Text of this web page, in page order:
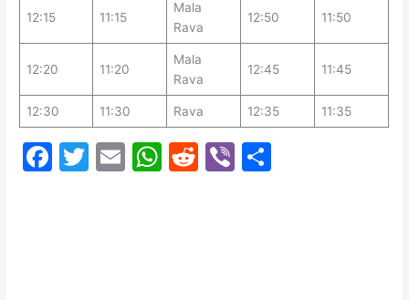
12:15 11:15
Mala
Rava
12:50 11:50
12:20 11:20
Mala
Rava
12:45 11:45
12:30 11:30 Rava 12:35 11:35
F
T
E
W R
Vi